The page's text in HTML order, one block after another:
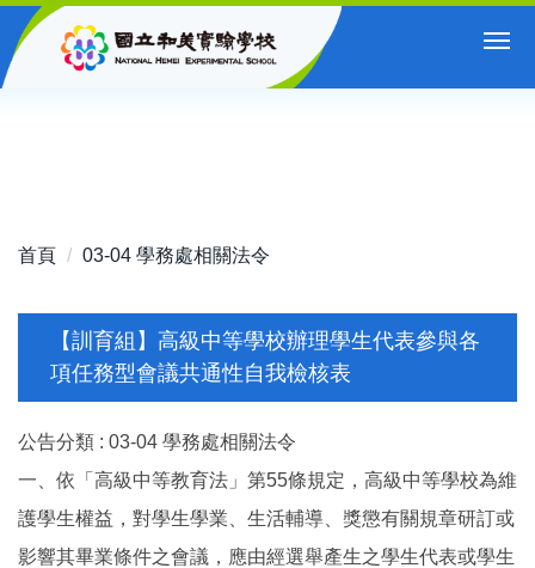
跳
到
首頁 03-04 學務處相關法令
【訓育組】高級中等學校辦理學生代表參與各
項任務型會議共通性自我檢核表
公告分類 : 03-04 學務處相關法令
一、依「高級中等教育法」第55條規定，高級中等學校為維
護學生權益，對學生學業、生活輔導、獎懲有關規章研訂或
影響其畢業條件之會議，應由經選舉產生之學生代表或學生